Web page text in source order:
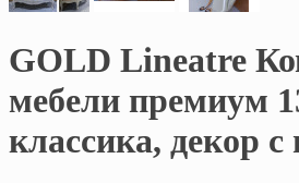
GOLD Lineatre
мебели премиум
классика, декор с